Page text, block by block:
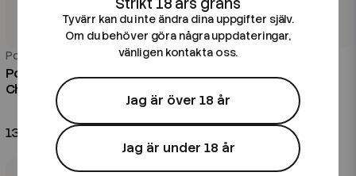
Pod Salt
Pod Salt Nexus | Blue Razz
Cherry Blast | 100ml Shortfill
139 kr
Pod Salt
Pod Salt Nexus | Blueberry
Blackberry Lemonade |
100ml Shortfill
Tyvärr kan du inte ändra dina uppgifter själv.
Om du behöver göra några uppdateringar,
vänligen kontakta oss.
Jag är över 18 år
Jag är under 18 år